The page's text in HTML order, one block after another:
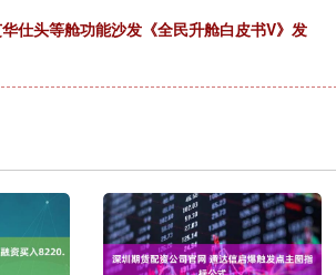
仕头等舱功能沙发《全民升舱白皮书V》发